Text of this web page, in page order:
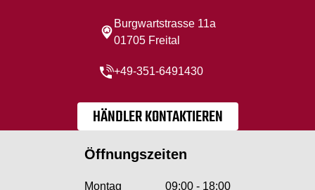
Burgwartstrasse 11a
01705 Freital
+49-351-6491430
HÄNDLER KONTAKTIEREN
Öffnungszeiten
Montag 09:00 - 18:00